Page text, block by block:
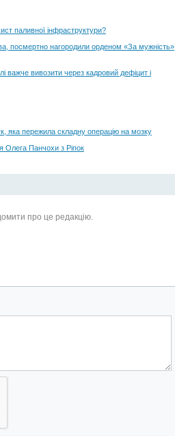
паливної інфраструктури?
посмертно нагородили орденом «За мужність»
важче вивозити через кадровий дефіцит і
яка пережила складну операцію на мозку
Олега Панчохи з Ріпок
про це редакцію.